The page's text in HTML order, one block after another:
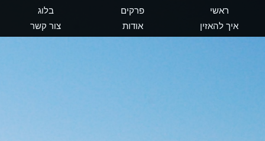
ראשי פרקים
בלוג
איך להאזין
אודות צור קשר